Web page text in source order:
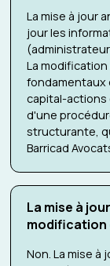
La mise à jour
jour les
La
fondamentaux
capital-actions
d'une
structurante,
Barricad
La mise à
modification
Non. La mise